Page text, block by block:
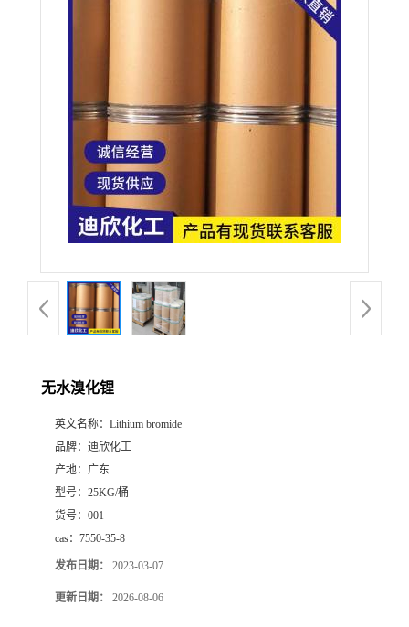
厅无水溴化锂
英文名称： Lithium bromide
品牌： 迪欣化工
产地： 广东
型号： 25KG/桶
货号： 001
cas： 7550-35-8
发布日期： 2023-03-07
更新日期： 2026-08-06